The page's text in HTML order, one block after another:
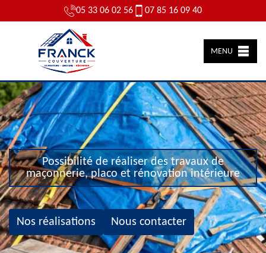
05 33 06 02 56 07 85 16 09 40
MENU
Possibilité de réaliser des travaux de
maçonnerie, placo et rénovation intérieure
Nos réalisations Nous contacter